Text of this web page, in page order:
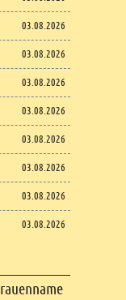
03.08.2026
03.08.2026
03.08.2026
03.08.2026
03.08.2026
03.08.2026
03.08.2026
03.08.2026